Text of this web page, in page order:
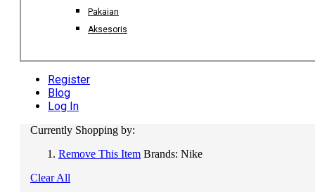
Pakaian
Aksesoris
Register
Blog
Log In
Currently Shopping by:
Remove This Item Brands: Nike
Clear All